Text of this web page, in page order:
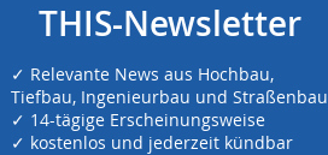
THIS-Newsletter
✓ Relevante News aus Hochbau,
Tiefbau, Ingenieurbau und Straßenbau
✓ 14-tägige Erscheinungsweise
✓ kostenlos und jederzeit kündbar